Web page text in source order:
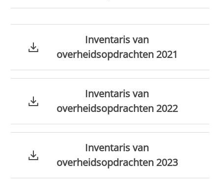
Inventaris van
overheidsopdrachten 2021
Inventaris van
overheidsopdrachten 2022
Inventaris van
overheidsopdrachten 2023